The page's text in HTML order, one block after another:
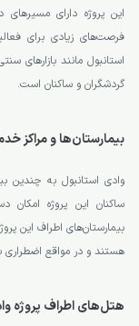
این پروژه دارای
فرصت‌های زیادی برای
استانبول مانند بازارهای
گردشگران و ساکنان است.
بیمارستان‌ها و مراکز
وادی استانبول به چندین
ساکنان این پروژه
بیمارستان‌های اطراف این
هستند و در مواقع اضطراری
هتل‌های اطراف پروژه